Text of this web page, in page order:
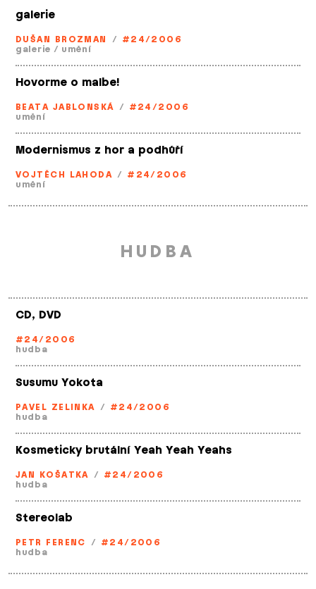
galerie
DUŠAN BROZMAN / #24/2006
galerie / umění
Hovorme o malbe!
BEATA JABLONSKÁ / #24/2006
umění
Modernismus z hor a podhůří
VOJTĚCH LAHODA / #24/2006
umění
HUDBA
CD, DVD
#24/2006
hudba
Susumu Yokota
PAVEL ZELINKA / #24/2006
hudba
Kosmeticky brutální Yeah Yeah Yeahs
JAN KOŠATKA / #24/2006
hudba
Stereolab
PETR FERENC / #24/2006
hudba